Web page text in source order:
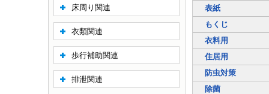
表紙
もくじ
衣料用
住居用
防虫対策
除菌
床周り関連
衣類関連
歩行補助関連
排泄関連